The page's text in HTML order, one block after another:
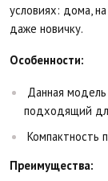
условиях: дома,
даже новичку.
Особенности:
Данная
подходящий
Компактность
Преимущества: